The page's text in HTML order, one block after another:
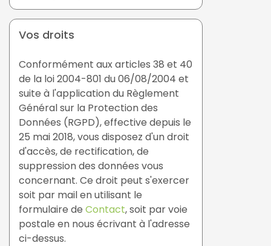
Vos droits
Conformément aux articles 38 et 40
de la loi 2004-801 du 06/08/2004 et
suite à l'application du Règlement
Général sur la Protection des
Données (RGPD), effective depuis le
25 mai 2018, vous disposez d'un droit
d'accès, de rectification, de
suppression des données vous
concernant. Ce droit peut s'exercer
soit par mail en utilisant le
formulaire de Contact, soit par voie
postale en nous écrivant à l'adresse
ci-dessus.